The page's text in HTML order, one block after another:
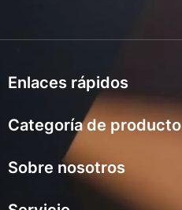
Enlaces rápidos
Hogar
Proyecto
Sobre nosotros
Categoría de producto
Serie de chapa preacabada
Serie Excimer Prelacada
Sobre nosotros